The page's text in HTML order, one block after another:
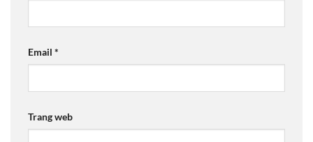
Email *
Trang web